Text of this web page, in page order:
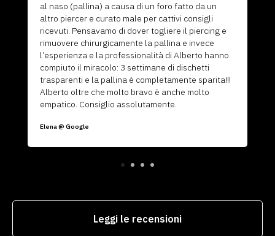
al naso (pallina) a causa di un foro fatto da un
altro piercer e curato male per cattivi consigli
ricevuti. Pensavamo di dover togliere il piercing e
rimuovere chirurgicamente la pallina e invece
l’esperienza e la professionalità di Alberto hanno
compiuto il miracolo: 3 settimane di dischetti
trasparenti e la pallina è completamente sparita!!!
Alberto oltre che molto bravo è anche molto
empatico. Consiglio assolutamente.
Elena @ Google
Leggi le recensioni